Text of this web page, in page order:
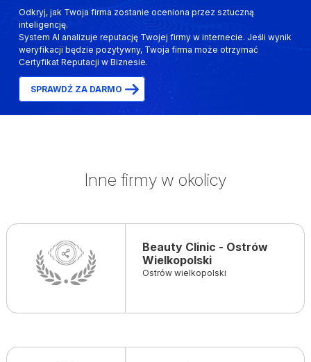
Odkryj, jak Twoja firma zostanie oceniona przez sztuczną
inteligencję.
System AI analizuje reputację Twojej firmy w internecie. Jeśli wynik
weryfikacji będzie pozytywny, Twoja firma może otrzymać
Certyfikat Reputacji w Biznesie.
SPRAWDŹ ZA DARMO
Inne firmy w okolicy
Beauty Clinic - Ostrów
Wielkopolski
Ostrów wielkopolski